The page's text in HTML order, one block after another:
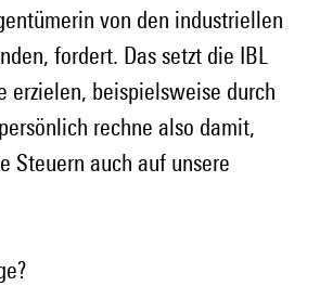
von den industriellen
fordert. Das setzt die IBL
erzielen, beispielsweise durch
rechne also damit,
Steuern auch auf unsere